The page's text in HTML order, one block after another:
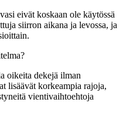
eivät koskaan ole käytössä
siirron aikana ja levossa, ja
oikeita dekejä ilman
lisäävät korkeampia rajoja,
vientivaihtoehtoja